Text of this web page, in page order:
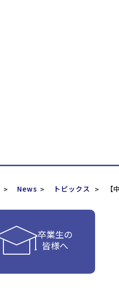
News トピックス
卒業生の
皆様へ